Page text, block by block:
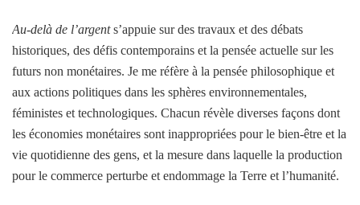
Au-delà de l’argents’appuie sur des travaux et des débats
historiques, des défis contemporains et la pensée actuelle sur les
futurs non monétaires. Je me réfère à la pensée philosophique et
aux actions politiques dans les sphères environnementales,
féministes et technologiques. Chacun révèle diverses façons dont
les économies monétaires sont inappropriées pour le bien-être et la
vie quotidienne des gens, et la mesure dans laquelle la production
pour le commerce perturbe et endommage la Terre et l’humanité.